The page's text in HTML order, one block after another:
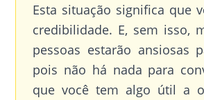
Esta situação significa que
credibilidade. E, sem isso,
pessoas estarão ansiosas
pois não há nada para
que você tem algo útil a